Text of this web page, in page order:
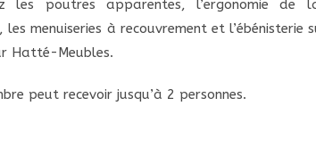
les poutres apparentes, l’ergonomie
les menuiseries à recouvrement et l’ébénisterie
Hatté-Meubles.
peut recevoir jusqu’à 2 personnes.